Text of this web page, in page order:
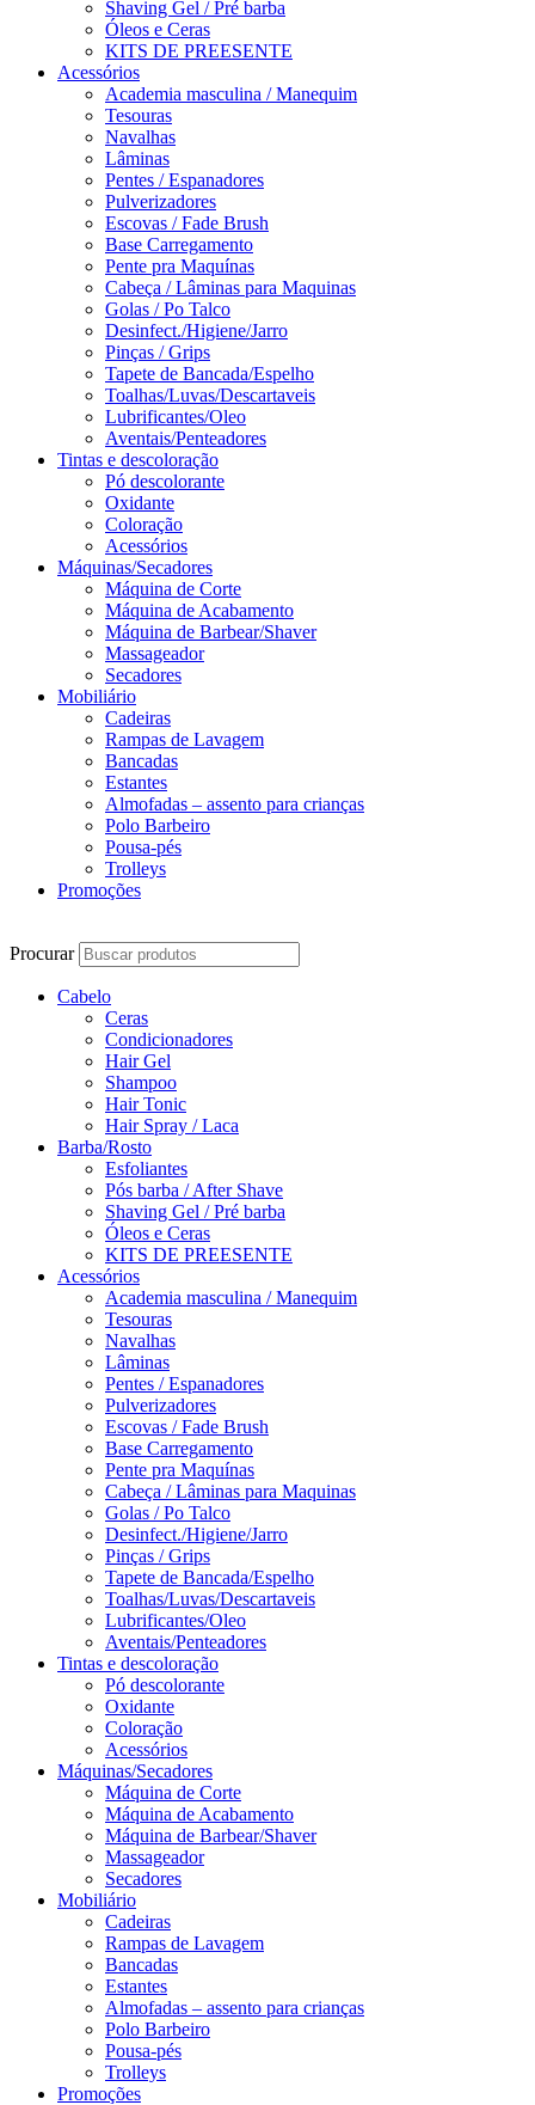
Shaving Gel / Pré barba
Óleos e Ceras
KITS DE PREESENTE
Acessórios
Academia masculina / Manequim
Tesouras
Navalhas
Lâminas
Pentes / Espanadores
Pulverizadores
Escovas / Fade Brush
Base Carregamento
Pente pra Maquínas
Cabeça / Lâminas para Maquinas
Golas / Po Talco
Desinfect./Higiene/Jarro
Pinças / Grips
Tapete de Bancada/Espelho
Toalhas/Luvas/Descartaveis
Lubrificantes/Oleo
Aventais/Penteadores
Tintas e descoloração
Pó descolorante
Oxidante
Coloração
Acessórios
Máquinas/Secadores
Máquina de Corte
Máquina de Acabamento
Máquina de Barbear/Shaver
Massageador
Secadores
Mobiliário
Cadeiras
Rampas de Lavagem
Bancadas
Estantes
Almofadas – assento para crianças
Polo Barbeiro
Pousa-pés
Trolleys
Promoções
Procurar
Cabelo
Ceras
Condicionadores
Hair Gel
Shampoo
Hair Tonic
Hair Spray / Laca
Barba/Rosto
Esfoliantes
Pós barba / After Shave
Shaving Gel / Pré barba
Óleos e Ceras
KITS DE PREESENTE
Acessórios
Academia masculina / Manequim
Tesouras
Navalhas
Lâminas
Pentes / Espanadores
Pulverizadores
Escovas / Fade Brush
Base Carregamento
Pente pra Maquínas
Cabeça / Lâminas para Maquinas
Golas / Po Talco
Desinfect./Higiene/Jarro
Pinças / Grips
Tapete de Bancada/Espelho
Toalhas/Luvas/Descartaveis
Lubrificantes/Oleo
Aventais/Penteadores
Tintas e descoloração
Pó descolorante
Oxidante
Coloração
Acessórios
Máquinas/Secadores
Máquina de Corte
Máquina de Acabamento
Máquina de Barbear/Shaver
Massageador
Secadores
Mobiliário
Cadeiras
Rampas de Lavagem
Bancadas
Estantes
Almofadas – assento para crianças
Polo Barbeiro
Pousa-pés
Trolleys
Promoções